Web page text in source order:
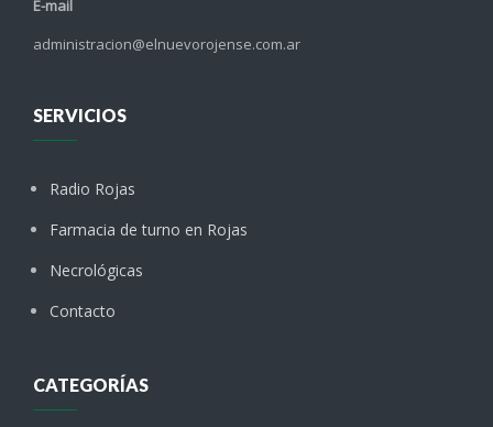
E-mail
administracion@elnuevorojense.com.ar
SERVICIOS
Radio Rojas
Farmacia de turno en Rojas
Necrológicas
Contacto
CATEGORÍAS